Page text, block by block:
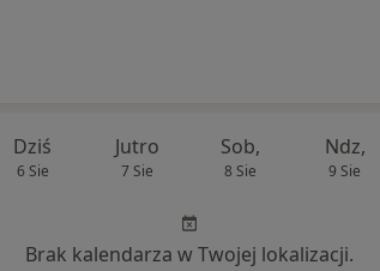
Dziś
6 Sie
Jutro
7 Sie
Sob,
8 Sie
Ndz,
9 Sie
Brak kalendarza w Twojej lokalizacji.